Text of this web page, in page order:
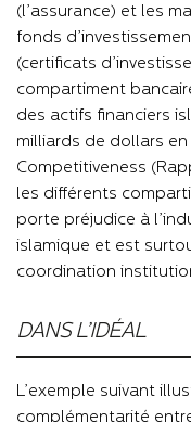
(l’assurance) et les
fonds
(certificats
compartiment
des actifs financiers
milliards de dollars en
Competitiveness
les différents
porte préjudice à
islamique et est
coordination
DANS L’IDÉAL
L’exemple suivant
complémentarité